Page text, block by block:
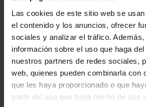
Las cookies de este sitio web se
el contenido y los anuncios, ofrecer
sociales y analizar el tráfico.
información sobre el uso que haga
nuestros partners de redes sociales,
web, quienes pueden combinarla con
que les haya proporcionado o que
partir del uso que haya hecho de sus
SORT BY:
REFINE